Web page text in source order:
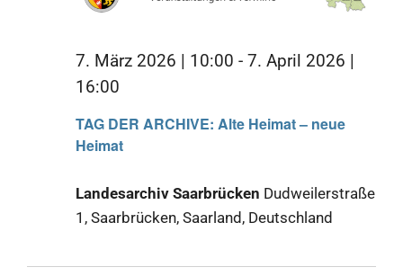
TAG DER ARCHIVE: Alte Heimat – neue
Heimat
7. März 2026 | 10:00 - 7. April 2026 |
16:00
Landesarchiv Saarbrücken Dudweilerstraße
1, Saarbrücken, Saarland, Deutschland